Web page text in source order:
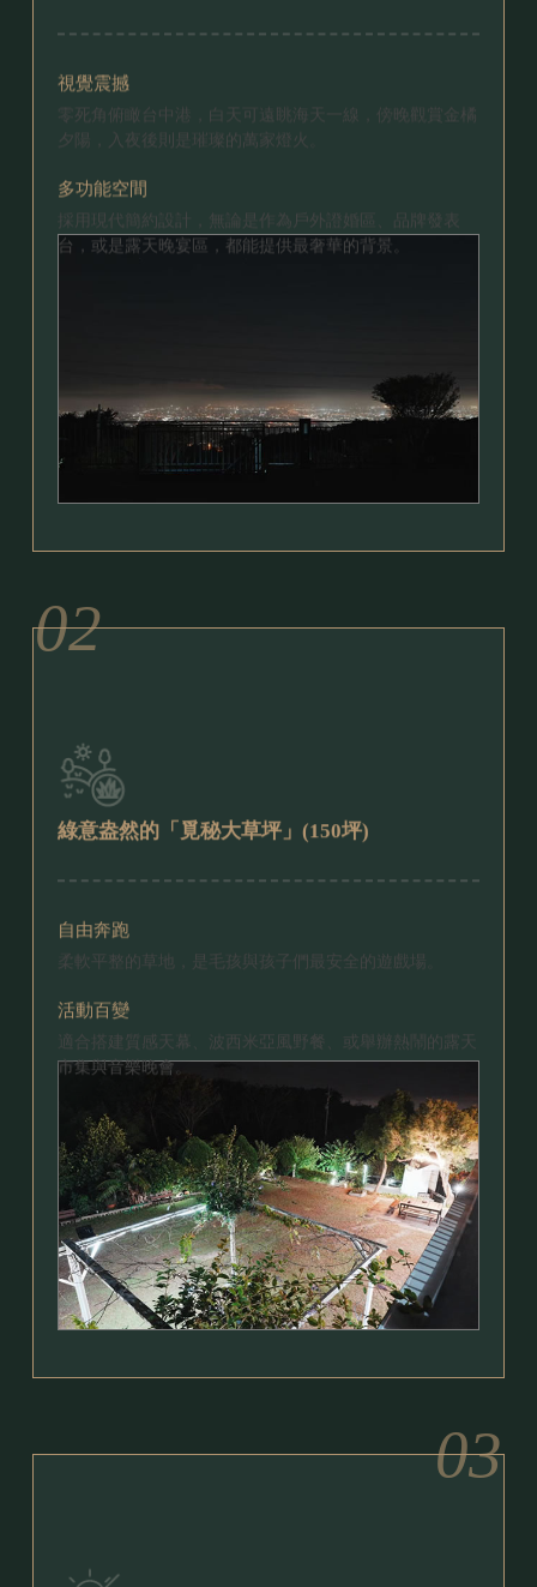
視覺震撼
零死角俯瞰台中港，白天可遠眺海天一線，傍晚觀賞金橘
夕陽，入夜後則是璀璨的萬家燈火。
多功能空間
採用現代簡約設計，無論是作為戶外證婚區、品牌發表
台，或是露天晚宴區，都能提供最奢華的背景。
綠意盎然的 「覓秘大草坪」(150坪)
自由奔跑
柔軟平整的草地，是毛孩與孩子們最安全的遊戲場。
活動百變
適合搭建質感天幕、波西米亞風野餐、或舉辦熱鬧的露天
市集與音樂晚會。